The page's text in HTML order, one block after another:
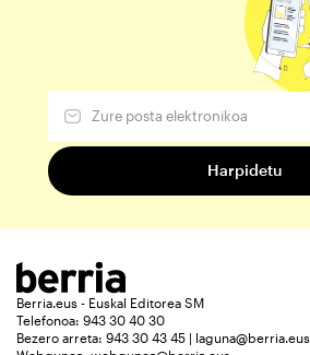
Berria.eus - Euskal Editorea SM
Telefonoa: 943 30 40 30
Bezero arreta: 943 30 43 45 | laguna@berria.eus